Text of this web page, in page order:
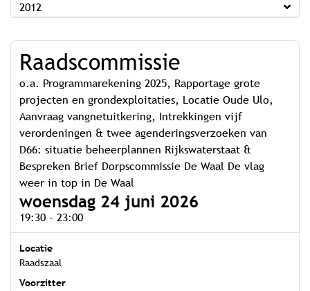
2012
Raadscommissie
o.a. Programmarekening 2025, Rapportage grote
projecten en grondexploitaties, Locatie Oude Ulo,
Aanvraag vangnetuitkering, Intrekkingen vijf
verordeningen & twee agenderingsverzoeken van
D66: situatie beheerplannen Rijkswaterstaat &
Bespreken Brief Dorpscommissie De Waal De vlag
weer in top in De Waal
woensdag 24 juni 2026
19:30 - 23:00
Locatie
Raadszaal
Voorzitter